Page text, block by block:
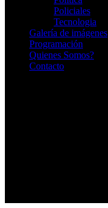
Policiales
Tecnologia
Galería de imágenes
Programación
Quienes Somos?
Contacto